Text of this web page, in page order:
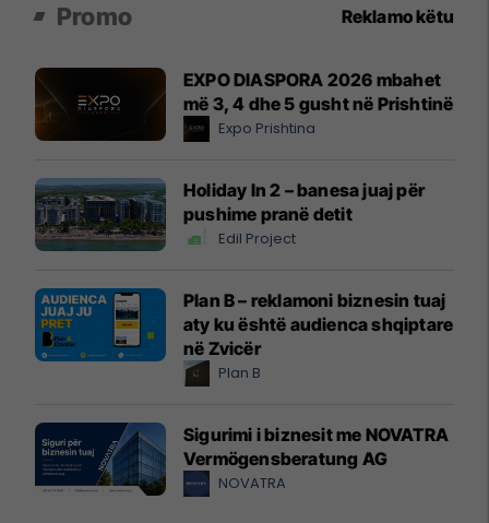
Promo Reklamo këtu
EXPO DIASPORA 2026 mbahet
më 3, 4 dhe 5 gusht në Prishtinë
Expo Prishtina
Holiday In 2 – banesa juaj për
pushime pranë detit
Edil Project
Plan B – reklamoni biznesin tuaj
aty ku është audienca shqiptare
në Zvicër
Plan B
Sigurimi i biznesit me NOVATRA
Vermögensberatung AG
NOVATRA